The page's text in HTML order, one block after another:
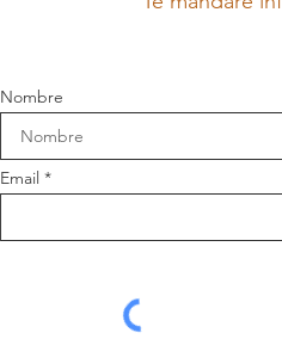
Nombre
Email